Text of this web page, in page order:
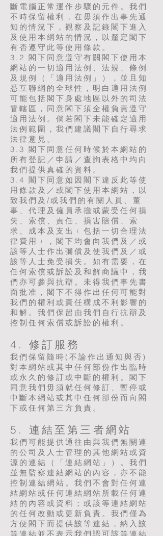
斷電腦正常運作步驟的元件。我們
不時保留權利，在毋須作出事先通
知的情況下，觀察及記錄閣下進入
及使用本網站的情況，以釐定閣下
有否遵守此等使用條款。
3.2 閣下同意遵守有關閣下使用本
網站的一切適用法例、法規、條例
及規例（「適用法例」），並且知
悉互聯網的全球性，明白適用法例
可能包括閣下身處地區以外的司法
管轄區，同意閣下須全權負責遵守
適用法例。倘若閣下未能確定適用
法例範圍，我們建議閣下自行尋求
法律意見。
3.3 閣下同意任何時候於本網站的
所有登記／申請／查詢表格中均向
我們提供真確的資料。
3.4 閣下同意如因閣下違反此等使
用條款及／或閣下使用本網站，以
致我們及/或我們的有關人員、董
事、代理及僱員承擔或蒙受任何損
失、索償、責任、損害賠償、索
求、成本及支出﹙包括一切合理法
律費用﹚，閣下均會向我們及／或
該等人士作出彌償及使我們及／或
該等人士免受損失。如有需要，在
任何索償或訴訟及和解商議中，我
們亦可參與抗辯。未得我們事先書
面批准，閣下不得作出任何可能對
我們的權利或責任構成不利影響的
和解。我們保留由我們自行抗辯及
控制任何索償或訴訟的權利。
4. 修訂服務
我們保留隨時(不論作出通知與否)
對本網站或其中任何部份作出臨時
或永久的修訂或中斷的權利。閣下
同意我們毋須就任何修訂、暫停或
中斷本網站或其中任何部份而向閣
下或任何第三方負責。
5. 連結至第三者網站
我們可能提供通往由與我們無關連
的公司及人士管理的其他網站或資
源的連結（「連結網站」）。我們
並無監察連結網站的內容，亦不能
控制連結網站。我們不會對任何連
結網站或任何連結網站所載任何連
結的內容或資料；或該等連結網站
的任何改動或更新負責。我們僅為
方便閣下而提供該等連結，納入該
等連結並不表示我們認可該等連結